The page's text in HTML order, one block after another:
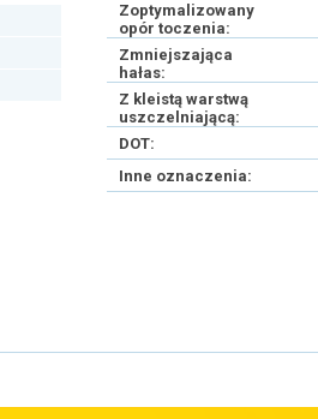
Zoptymalizowany
opór toczenia:
Zmniejszająca
hałas:
Z kleistą warstwą
uszczelniającą:
DOT:
Inne oznaczenia: